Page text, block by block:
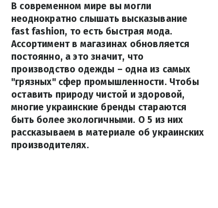
В современном мире вы могли
неоднократно слышать высказывание
fast fashion, то есть быстрая мода.
Ассортимент в магазинах обновляется
постоянно, а это значит, что
производство одежды – одна из самых
"грязных" сфер промышленности. Чтобы
оставить природу чистой и здоровой,
многие украинские бренды стараются
быть более экологичными. О 5 из них
рассказываем в материале об украинских
производителях.